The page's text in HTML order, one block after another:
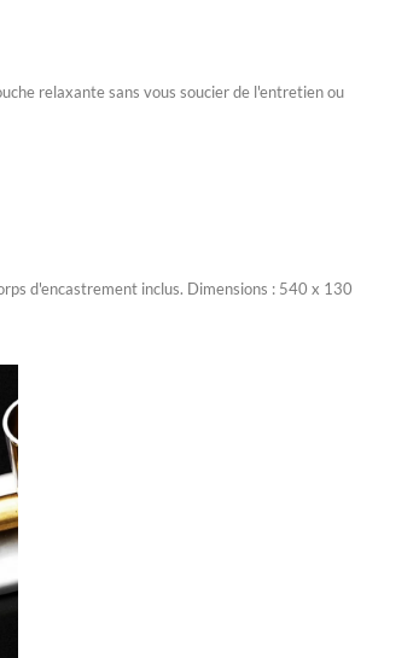
relaxante sans vous soucier de l'entretien ou
d'encastrement inclus. Dimensions : 540 x 130